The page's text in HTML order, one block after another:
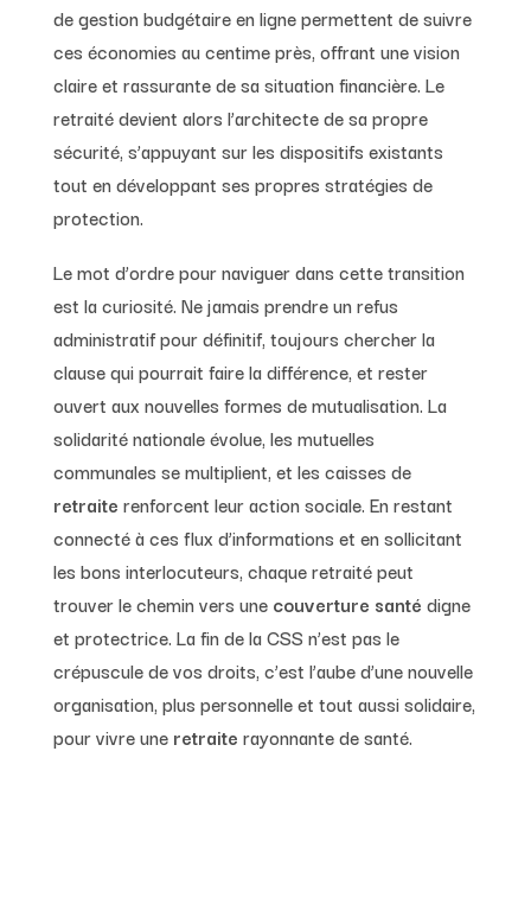
de gestion budgétaire en ligne permettent de suivre
ces économies au centime près, offrant une vision
claire et rassurante de sa situation financière. Le
retraité devient alors l’architecte de sa propre
sécurité, s’appuyant sur les dispositifs existants
tout en développant ses propres stratégies de
protection.
Le mot d’ordre pour naviguer dans cette transition
est la curiosité. Ne jamais prendre un refus
administratif pour définitif, toujours chercher la
clause qui pourrait faire la différence, et rester
ouvert aux nouvelles formes de mutualisation. La
solidarité nationale évolue, les mutuelles
communales se multiplient, et les caisses de
retraite renforcent leur action sociale. En restant
connecté à ces flux d’informations et en sollicitant
les bons interlocuteurs, chaque retraité peut
trouver le chemin vers une couverture santé digne
et protectrice. La fin de la CSS n’est pas le
crépuscule de vos droits, c’est l’aube d’une nouvelle
organisation, plus personnelle et tout aussi solidaire,
pour vivre une retraite rayonnante de santé.